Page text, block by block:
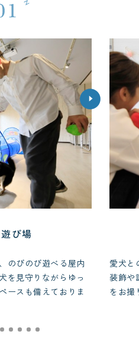
び場
のびのび遊べる屋内
を見守りながらゆっ
ースも備えておりま
愛犬と
装飾や
をお撮